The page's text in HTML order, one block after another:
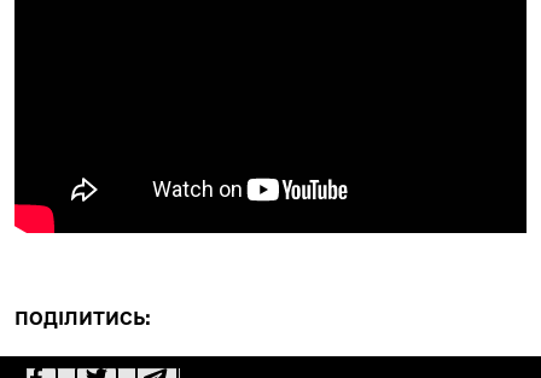
ПОДІЛИТИСЬ: